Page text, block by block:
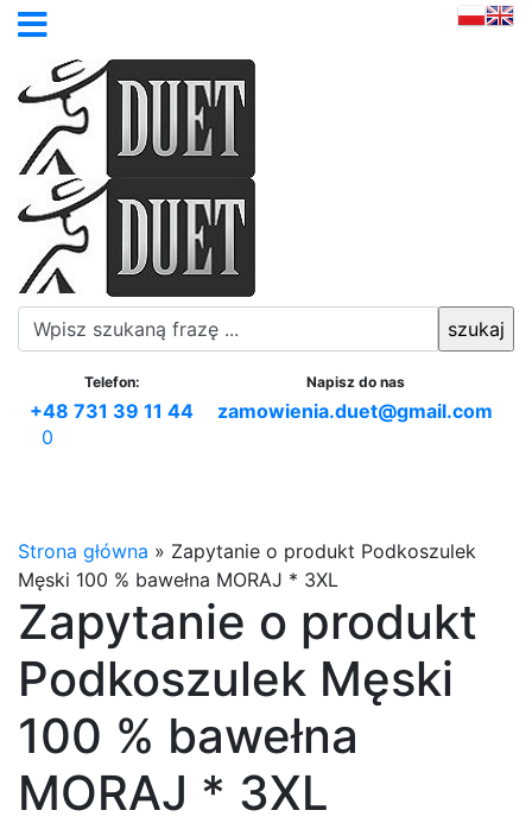
Telefon:
+48 731 39 11 44
Napisz do nas
zamowienia.duet@gmail.com
0
Strona główna » Zapytanie o produkt Podkoszulek
Męski 100 % bawełna MORAJ * 3XL
Zapytanie o produkt
Podkoszulek Męski
100 % bawełna
MORAJ * 3XL